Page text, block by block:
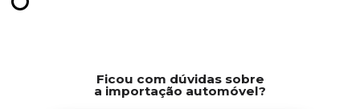
Ficou com dúvidas sobre
a importação automóvel?